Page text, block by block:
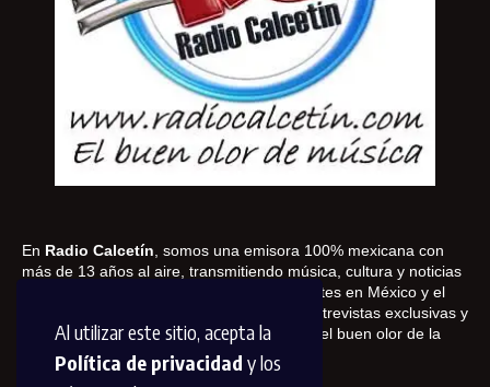
Al utilizar este sitio, acepta la
Política de privacidad y los
En Radio Calcetín, somos una emisora 100% mexicana con
más de 13 años al aire, transmitiendo música, cultura y noticias
a través de internet. Conectamos con oyentes en México y el
mundo, ofreciendo contenido innovador, entrevistas exclusivas y
cobertura de los mejores eventos. ¡Somos el buen olor de la
música!